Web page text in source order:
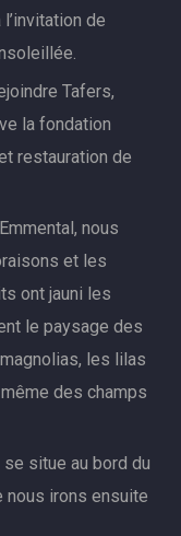
de
Tafers,
la fondation
restauration de
nous
et les
ont jauni les
le paysage des
les lilas
des champs
situe au bord du
nous irons ensuite